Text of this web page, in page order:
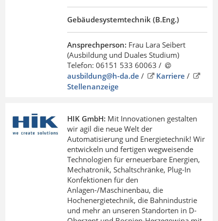
Gebäudesystemtechnik (B.Eng.)
Ansprechperson: Frau Lara Seibert
(Ausbildung und Duales Studium)
Telefon: 06151 533 60063 /
ausbildung@h-da.de / Karriere /
Stellenanzeige
HIK GmbH: Mit Innovationen gestalten
wir agil die neue Welt der
Automatisierung und Energietechnik! Wir
entwickeln und fertigen wegweisende
Technologien für erneuerbare Energien,
Mechatronik, Schaltschränke, Plug-In
Konfektionen für den
Anlagen-/Maschinenbau, die
Hochenergietechnik, die Bahnindustrie
und mehr an unseren Standorten in D-